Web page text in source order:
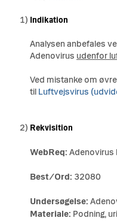
1) Indikation
Analysen anbefales
Adenovirus udenfor
Ved mistanke om
til Luftvejsvirus
2) Rekvisition
WebReq: Adenovirus
Best/Ord: 32080
Undersøgelse:
Materiale: Podning,